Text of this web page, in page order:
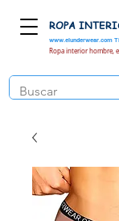
www.elunderwear.com
ROPA
Ropa interior hombre,